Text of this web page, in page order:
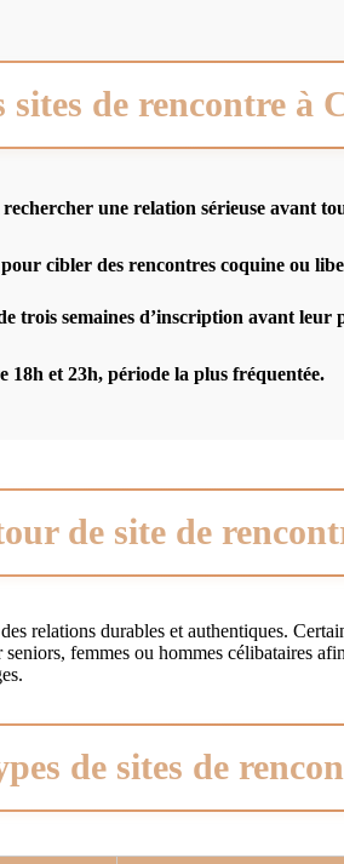
sites de rencontre à
une relation sérieuse avant
cibler des rencontres coquine ou
trois semaines d’inscription avant leur
18h et 23h, période la plus fréquentée.
de site de
relations durables et authentiques.
femmes ou hommes célibataires
de sites de